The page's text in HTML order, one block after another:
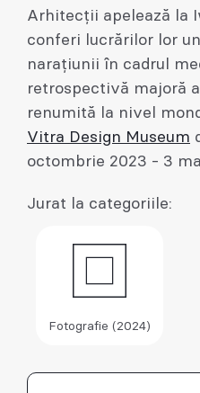
Arhitecții apelează la
conferi lucrărilor lor
narațiunii în cadrul
retrospectivă majoră
renumită la nivel
Vitra Design Museum
octombrie 2023 - 3
Jurat la categoriile:
Fotografie (2024)